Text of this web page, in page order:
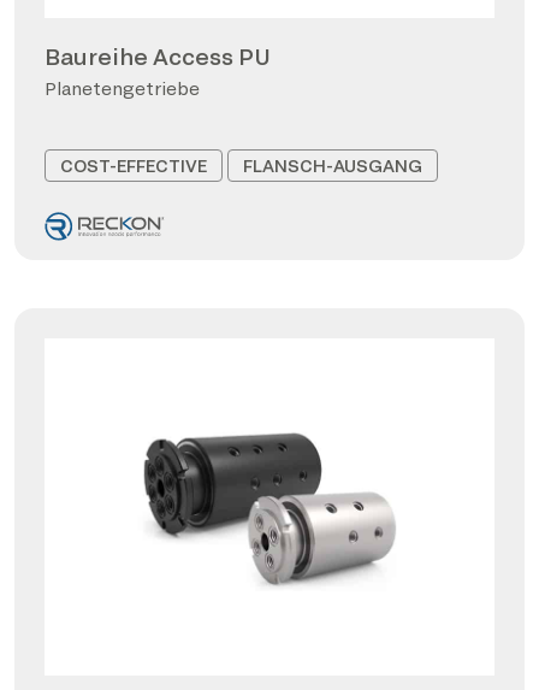
Baureihe Access PU
Planetengetriebe
COST-EFFECTIVE FLANSCH-AUSGANG